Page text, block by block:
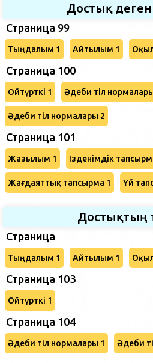
Достық
Страница 99
Тыңдалым 1 Айтылым 1
Страница 100
Ойтүрткі 1 Әдеби тіл
Әдеби тіл нормалары 2
Страница 101
Жазылым 1 Ізденімдік
Жағдаяттық тапсырма 1 Үй
Достықтың
Страница
Тыңдалым 1 Айтылым 1
Страница 103
Ойтүрткі 1
Страница 104
Әдеби тіл нормалары 1 Әдеби